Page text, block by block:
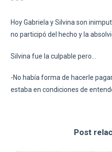
Hoy Gabriela y Silvina son
no participó del hecho y la
Silvina fue la culpable pero…
-No había forma de hacerle
estaba en condiciones de
Post